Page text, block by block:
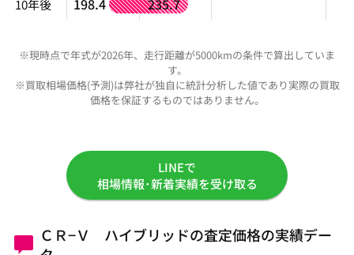
10年後 198.4 235.7
※現時点で年式が2026年、走行距離が5000kmの条件で算出していま
す。
※買取相場価格(予測)は弊社が独自に統計分析した値であり実際の買取
価格を保証するものではありません。
LINEで
相場情報･新着実績を受け取る
ＣＲ−Ｖ ハイブリッドの査定価格の実績デー